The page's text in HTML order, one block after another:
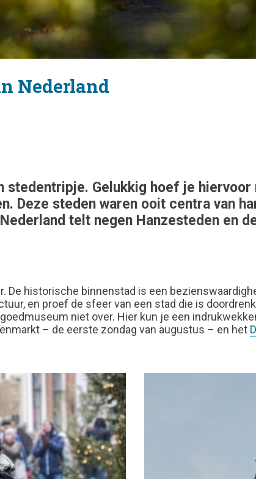
Nederland
stedentripje. Gelukkig hoef je
Deze steden waren ooit centra van
telt negen Hanzesteden en
De historische binnenstad is een
en proef de sfeer van een stad die is
niet over. Hier kun je een
– de eerste zondag van augustus – en het